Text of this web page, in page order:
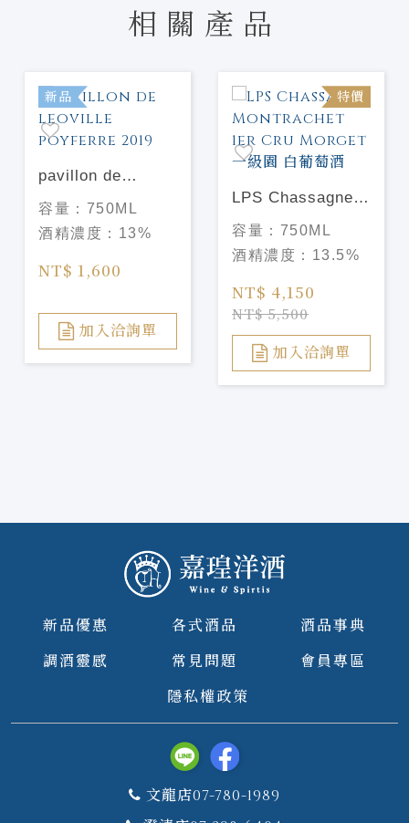
相關產品
新品
pavillon de
leoville poyferre
2019
容量： 750ML
酒精濃度： 13%
NT$ 1,600
加入洽詢單
特價
LPS Chassagne
Montrachet 1er
Cru Morget 一級
園 白葡萄酒
容量： 750ML
酒精濃度： 13.5%
NT$ 4,150
NT$ 5,500
加入洽詢單
新品優惠 各式酒品
酒品事典
調酒靈感
常見問題
會員專區
隱私權政策
文龍店07-780-1989